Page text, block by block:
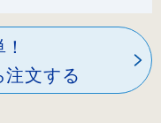
文する